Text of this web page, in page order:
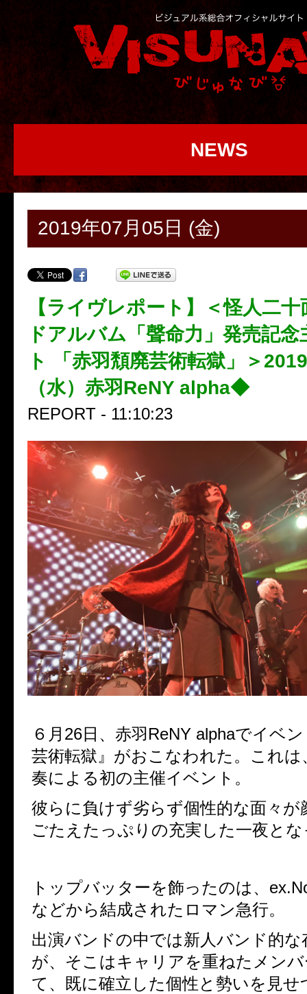
NEWS
2019年07月05日 (金)
【ライヴレポート】＜怪人二
ドアルバム「聲命力」発売記
ト 「赤羽頽廃芸術転獄」＞
（水）赤羽ReNY alpha◆
REPORT - 11:10:23
６月26日、赤羽ReNY alphaでイベ
芸術転獄』がおこなわれた。これは
奏による初の主催イベント。
彼らに負けず劣らず個性的な面々が
ごたえたっぷりの充実した一夜と
トップバッターを飾ったのは、
などから結成されたロマン急行。
出演バンドの中では新人バンド的
が、そこはキャリアを重ねたメン
て、既に確立した個性と勢いを見